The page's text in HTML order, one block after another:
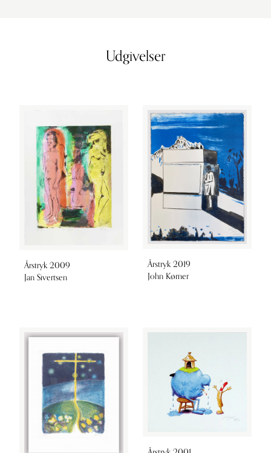
Udgivelser
Årstryk 2009
Jan Sivertsen
Årstryk 2019
John Kørner